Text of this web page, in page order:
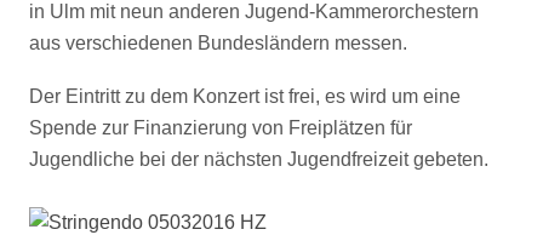
in Ulm mit neun anderen Jugend-Kammerorchestern
aus verschiedenen Bundesländern messen.
Der Eintritt zu dem Konzert ist frei, es wird um eine
Spende zur Finanzierung von Freiplätzen für
Jugendliche bei der nächsten Jugendfreizeit gebeten.